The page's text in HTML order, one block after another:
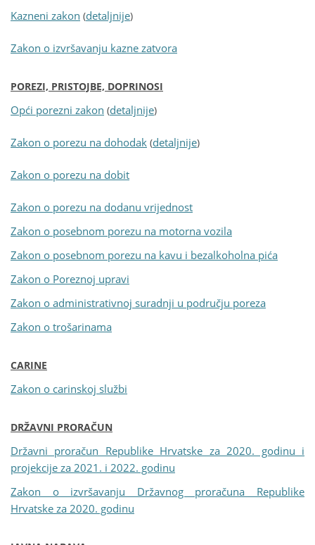
Kazneni zakon (detaljnije)
Zakon o izvršavanju kazne zatvora
POREZI, PRISTOJBE, DOPRINOSI
Opći porezni zakon (detaljnije)
Zakon o porezu na dohodak (detaljnije)
Zakon o porezu na dobit
Zakon o porezu na dodanu vrijednost
Zakon o posebnom porezu na motorna vozila
Zakon o posebnom porezu na kavu i bezalkoholna pića
Zakon o Poreznoj upravi
Zakon o administrativnoj suradnji u području poreza
Zakon o trošarinama
CARINE
Zakon o carinskoj službi
DRŽAVNI PRORAČUN
Državni proračun Republike Hrvatske za 2020. godinu i
projekcije za 2021. i 2022. godinu
Zakon o izvršavanju Državnog proračuna Republike
Hrvatske za 2020. godinu